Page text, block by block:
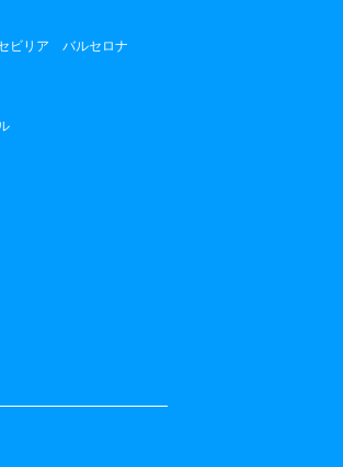
ビリア
バルセロナ